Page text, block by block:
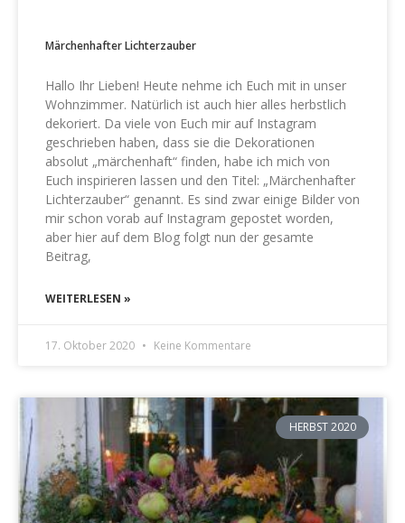
Märchenhafter Lichterzauber
Hallo Ihr Lieben! Heute nehme ich Euch mit in unser
Wohnzimmer. Natürlich ist auch hier alles herbstlich
dekoriert. Da viele von Euch mir auf Instagram
geschrieben haben, dass sie die Dekorationen
absolut „märchenhaft“ finden, habe ich mich von
Euch inspirieren lassen und den Titel: „Märchenhafter
Lichterzauber“ genannt. Es sind zwar einige Bilder von
mir schon vorab auf Instagram gepostet worden,
aber hier auf dem Blog folgt nun der gesamte
Beitrag,
WEITERLESEN »
17. Oktober 2020 Keine Kommentare
HERBST 2020